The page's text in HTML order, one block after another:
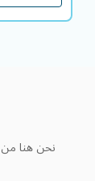
نحن هنا